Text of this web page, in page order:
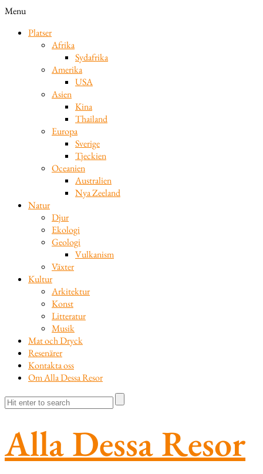
Menu
Platser
Afrika
Sydafrika
Amerika
USA
Asien
Kina
Thailand
Europa
Sverige
Tjeckien
Oceanien
Australien
Nya Zeeland
Natur
Djur
Ekologi
Geologi
Vulkanism
Växter
Kultur
Arkitektur
Konst
Litteratur
Musik
Mat och Dryck
Resenärer
Kontakta oss
Om Alla Dessa Resor
Alla Dessa Resor